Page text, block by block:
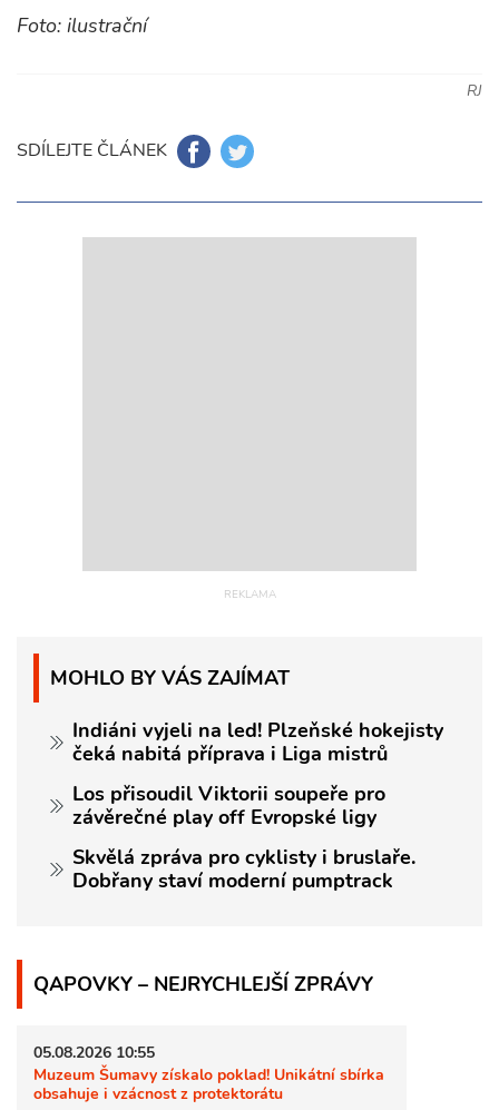
Foto: ilustrační
RJ
SDÍLEJTE ČLÁNEK
MOHLO BY VÁS ZAJÍMAT
Indiáni vyjeli na led! Plzeňské hokejisty
čeká nabitá příprava i Liga mistrů
Los přisoudil Viktorii soupeře pro
závěrečné play off Evropské ligy
Skvělá zpráva pro cyklisty i bruslaře.
Dobřany staví moderní pumptrack
QAPOVKY – NEJRYCHLEJŠÍ ZPRÁVY
05.08.2026 10:55
Muzeum Šumavy získalo poklad! Unikátní sbírka
obsahuje i vzácnost z protektorátu